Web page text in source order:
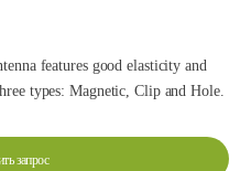
features good elasticity and
types: Magnetic, Clip and Hole.
запрос